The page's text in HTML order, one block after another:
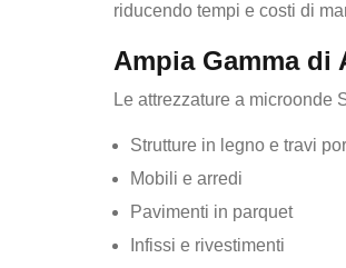
riducendo tempi e costi di
Ampia Gamma di
Le attrezzature a microonde
Strutture in legno e travi
Mobili e arredi
Pavimenti in parquet
Infissi e rivestimenti